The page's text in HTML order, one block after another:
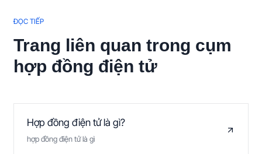
ĐỌC TIẾP
Trang liên quan trong cụm
hợp đồng điện tử
Hợp đồng điện tử là gì?
hợp đồng điện tử là gì